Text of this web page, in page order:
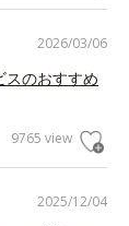
2026/03/06
スのおすすめ
9765 view
2025/12/04